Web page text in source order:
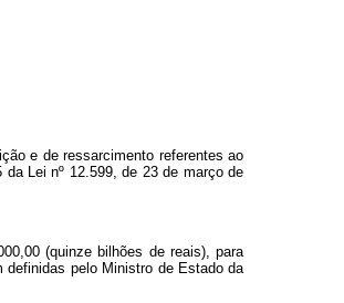
e de ressarcimento referentes ao
Lei nº 12.599, de 23 de março de
(quinze bilhões de reais), para
definidas pelo Ministro de Estado da